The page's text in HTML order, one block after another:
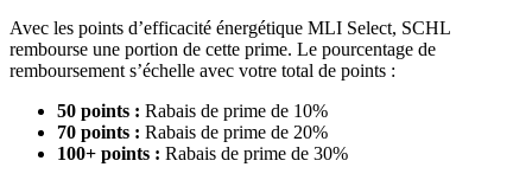
Avec les points d’efficacité énergétique MLI Select, SCHL
rembourse une portion de cette prime. Le pourcentage de
remboursement s’échelle avec votre total de points :
50 points : Rabais de prime de 10%
70 points : Rabais de prime de 20%
100+ points : Rabais de prime de 30%